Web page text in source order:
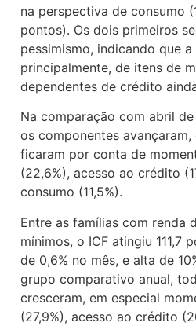
na perspectiva de consumo
pontos). Os dois primeiros
pessimismo, indicando que a
principalmente, de itens de
dependentes de crédito
Na comparação com abril
os componentes
ficaram por conta de
(22,6%), acesso ao crédito
consumo (11,5%).
Entre as famílias com renda
mínimos, o ICF atingiu 111,7
de 0,6% no mês, e alta de
grupo comparativo anual,
cresceram, em especial
(27,9%), acesso ao crédito